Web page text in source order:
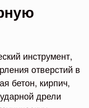
инструмент,
отверстий в
бетон, кирпич,
дрели